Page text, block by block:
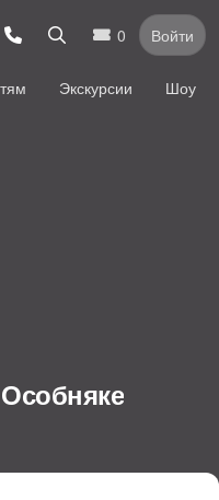
0 Войти
Экскурсии Шоу